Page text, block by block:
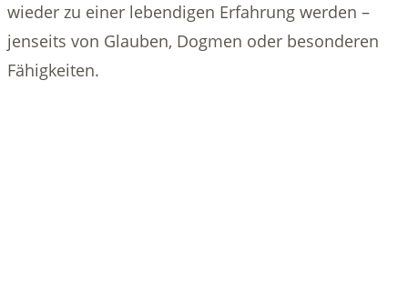
wieder zu einer lebendigen Erfahrung werden –
jenseits von Glauben, Dogmen oder besonderen
Fähigkeiten.